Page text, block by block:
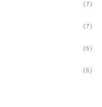
(7)
(7)
(5)
(5)